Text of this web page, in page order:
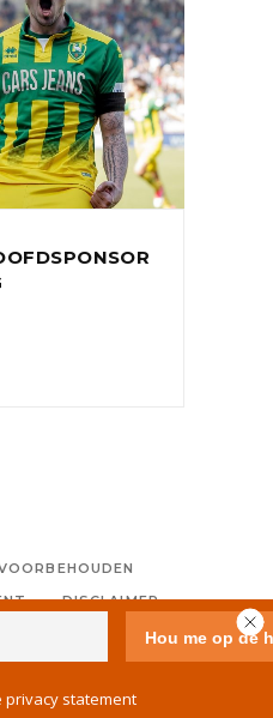
DISCLAIMER
(EU)
privacy statement